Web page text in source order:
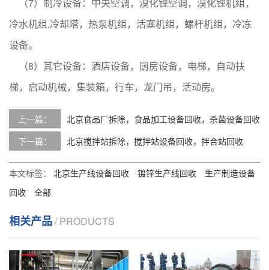
冷水机组,冷却塔，热泵机组，活塞机组，螺杆机组，冷冻
设备。
（8）其它设备：酒店设备，厨房设备，电梯，自动扶
梯，启动机械，集装箱，行车，龙门吊，活动房。
上一篇：
北京食品厂拆除，食品加工设备回收，杀菌设备回收
下一篇：
北京搅拌站拆除，搅拌站设备回收，拌合站回收
本文标签： 北京生产线设备回收 镀锌生产线回收
生产制造设备
回收
全部
相关产品/ PRODUCTS